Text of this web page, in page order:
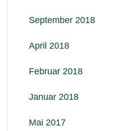
September 2018
April 2018
Februar 2018
Januar 2018
Mai 2017